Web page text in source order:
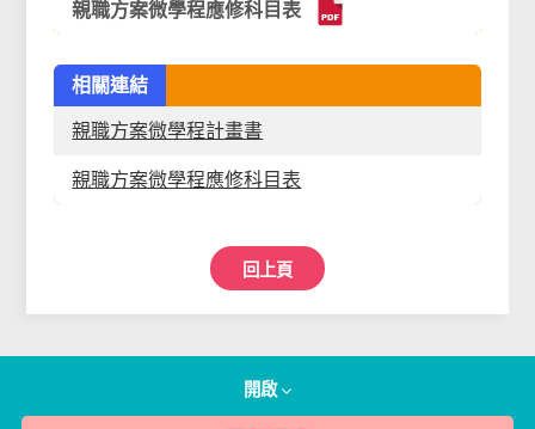
親職方案微學程應修科目表
相關連結
親職方案微學程計畫書
親職方案微學程應修科目表
回上頁
開啟